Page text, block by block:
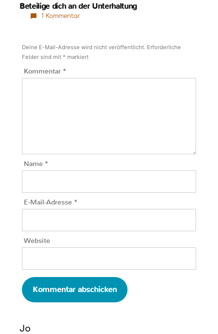
Beteilige dich an der Unterhaltung
1 Kommentar
Deine E-Mail-Adresse wird nicht veröffentlicht. Erforderliche
Felder sind mit * markiert
Kommentar *
Name *
E-Mail-Adresse *
Website
Jo